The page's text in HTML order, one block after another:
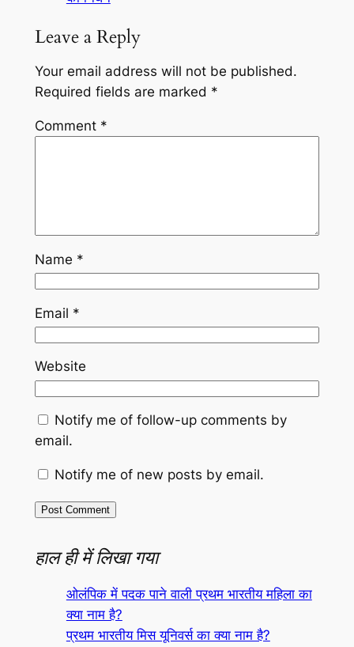
Leave a Reply
Your email address will not be published.
Required fields are marked *
Comment *
Name *
Email *
Website
Notify me of follow-up comments by
email.
Notify me of new posts by email.
हाल ही में लिखा गया
ओलंपिक में पदक पाने वाली प्रथम भारतीय महिला का
क्या नाम है?
प्रथम भारतीय मिस यूनिवर्स का क्या नाम है?